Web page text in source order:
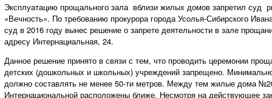
Эксплуатацию прощального зала вблизи жилых домов запретил суд
«Вечность». По требованию прокурора города Усолья-Сибирского
суд в 2016 году вынес решение о запрете деятельности в зале
адресу Интернациальная, 24.
Данное решение принято в связи с тем, что проводить церемонии
детских (дошкольных и школьных) учреждений запрещено.
должно составлять не менее 50-ти метров. Между тем жилые дома
Интернациональной расположены ближе. Несмотря на действующее